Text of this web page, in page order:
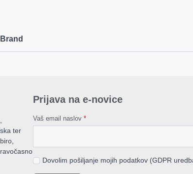
Brand
ter
Prijava na e-novice
Vaš email naslov *
Dovolim pošiljanje mojih podatkov (GDPR